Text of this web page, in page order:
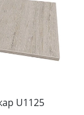
U1125